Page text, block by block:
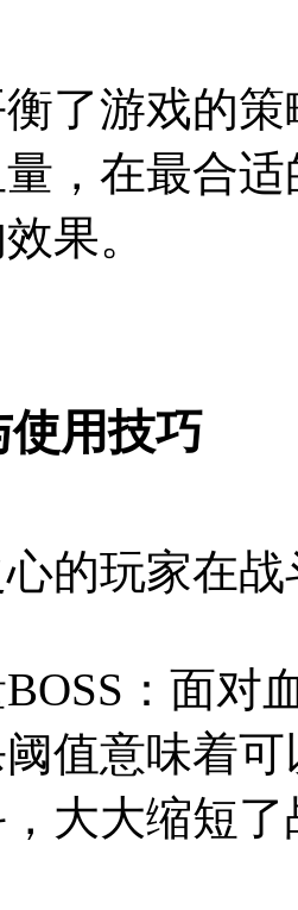
了游戏的
，在最合
果。
用技巧
的玩家在
：面对
值意味着
大大缩短